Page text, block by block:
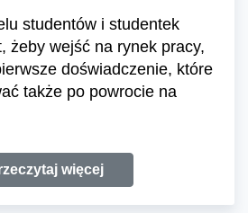
studentów i studentek
żeby wejść na rynek pracy,
doświadczenie, które
także po powrocie na
więcej